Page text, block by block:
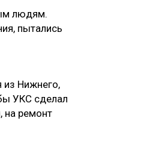
людям.
пытались
из Нижнего,
УКС сделал
на ремонт